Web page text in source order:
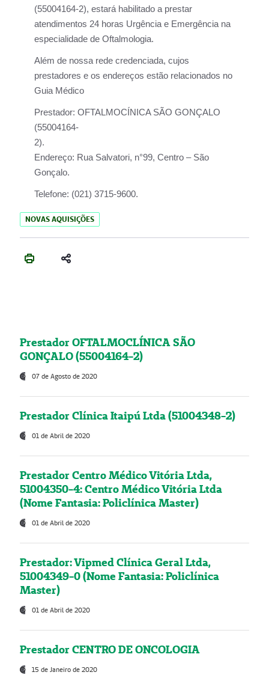
(55004164-2), estará habilitado a prestar
atendimentos 24 horas Urgência e Emergência na
especialidade de Oftalmologia.
Além de nossa rede credenciada, cujos
prestadores e os endereços estão relacionados no
Guia Médico
Prestador: OFTALMOCÍNICA SÃO GONÇALO
(55004164-
2).
Endereço: Rua Salvatori, n°99, Centro – São
Gonçalo.
Telefone: (021) 3715-9600.
NOVAS AQUISIÇÕES
Prestador OFTALMOCLÍNICA SÃO
GONÇALO (55004164-2)
07 de Agosto de 2020
Prestador Clínica Itaipú Ltda (51004348-2)
01 de Abril de 2020
Prestador Centro Médico Vitória Ltda,
51004350-4: Centro Médico Vitória Ltda
(Nome Fantasia: Policlínica Master)
01 de Abril de 2020
Prestador: Vipmed Clínica Geral Ltda,
51004349-0 (Nome Fantasia: Policlínica
Master)
01 de Abril de 2020
Prestador CENTRO DE ONCOLOGIA
15 de Janeiro de 2020